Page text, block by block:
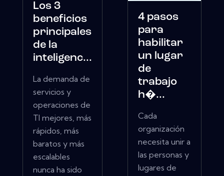
Los 3
beneficios
principales
de la
inteligenc...
La demanda de
servicios y
operaciones de
TI mejores, más
rápidos, más
baratos y más
escalables
nunca ha sido
4 pasos
para
habilitar
un lugar
de
trabajo
h�...
Cada
organización
necesita unir a
las personas y
lugares de